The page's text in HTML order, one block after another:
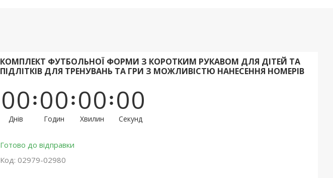
КОМПЛЕКТ ФУТБОЛЬНОЇ ФОРМИ З КОРОТКИМ РУКАВОМ ДЛЯ ДІТЕЙ ТА
ПІДЛІТКІВ ДЛЯ ТРЕНУВАНЬ ТА ГРИ З МОЖЛИВІСТЮ НАНЕСЕННЯ НОМЕРІВ
00
Днів
00
Годин
00
Хвилин
00
Секунд
Готово до відправки
Код: 02979-02980